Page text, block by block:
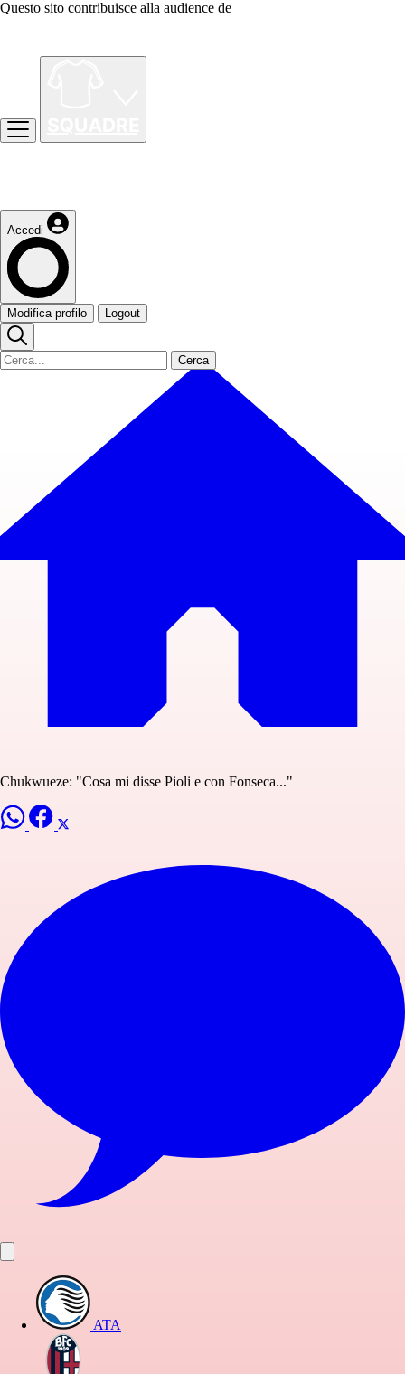
Questo sito contribuisce alla audience de
Accedi
Modifica profilo Logout
Cerca
Chukwueze: "Cosa mi disse Pioli e con Fonseca..."
ATA